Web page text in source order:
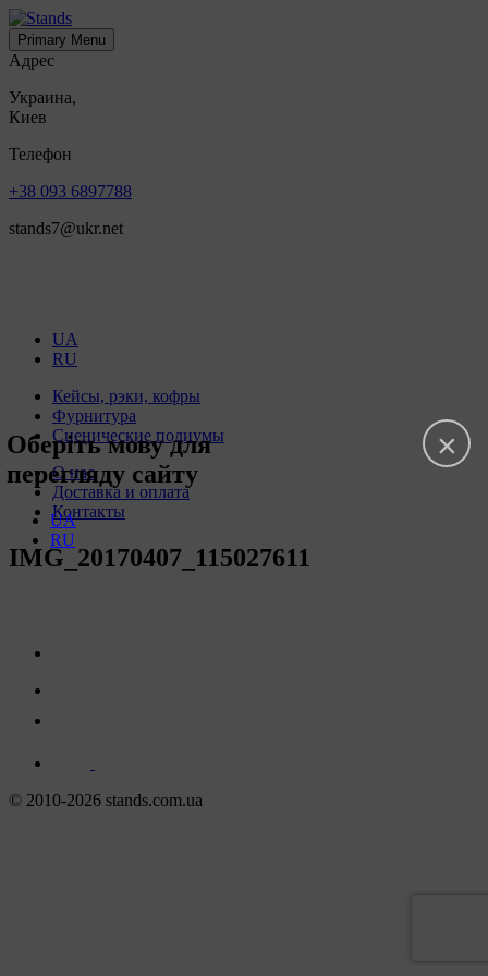
Оберіть мову для
перегляду сайту
UA
RU
×
Primary Menu
Адрес
Украина,
Киев
Телефон
+38 093 6897788
stands7@ukr.net
UA
RU
Кейсы, рэки, кофры
Фурнитура
Сценические подиумы
О нас
Доставка и оплата
Контакты
IMG_20170407_115027611
© 2010-2026 stands.com.ua